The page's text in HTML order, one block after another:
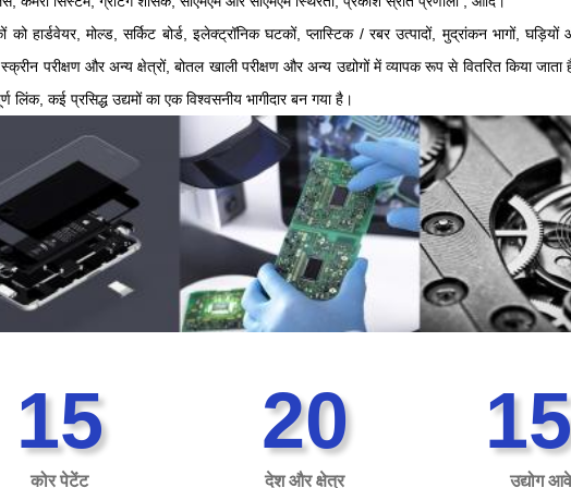
को हार्डवेयर, मोल्ड, सर्किट बोर्ड, इलेक्ट्रॉनिक घटकों, प्लास्टिक / रबर उत्पादों, मुद्रांकन भागों,
स्क्रीन परीक्षण और अन्य क्षेत्रों, बोतल खाली परीक्षण और अन्य उद्योगों में व्यापक रूप से वितरित किया
लिंक, कई प्रसिद्ध उद्यमों का एक विश्वसनीय भागीदार बन गया है।
15 20
कोर पेटेंट देश और क्षेत्र उद्योग